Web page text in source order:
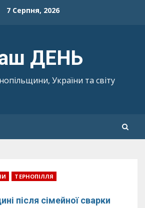
7 Серпня, 2026
ДЕНЬ
України та світу
ТЕРНОПІЛЛЯ
після сімейної сварки